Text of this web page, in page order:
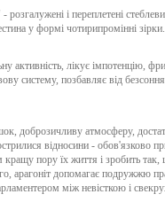
розгалужені і переплетені
у формі чотирипромінні зірки.
активність, лікує імпотенцію,
систему, позбавляє від
доброзичливу атмосферу,
відносини - обов'язково
пору їх життя і зробить
арагоніт допомагає подружжю
між невісткою і